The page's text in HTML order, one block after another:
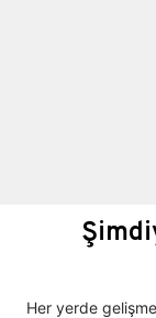
Her yerde